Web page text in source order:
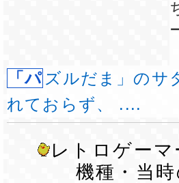
「パズルだま」のサターン版。 オリジナルは収録さ
れておらず、 ....
レトロゲー
機種・当